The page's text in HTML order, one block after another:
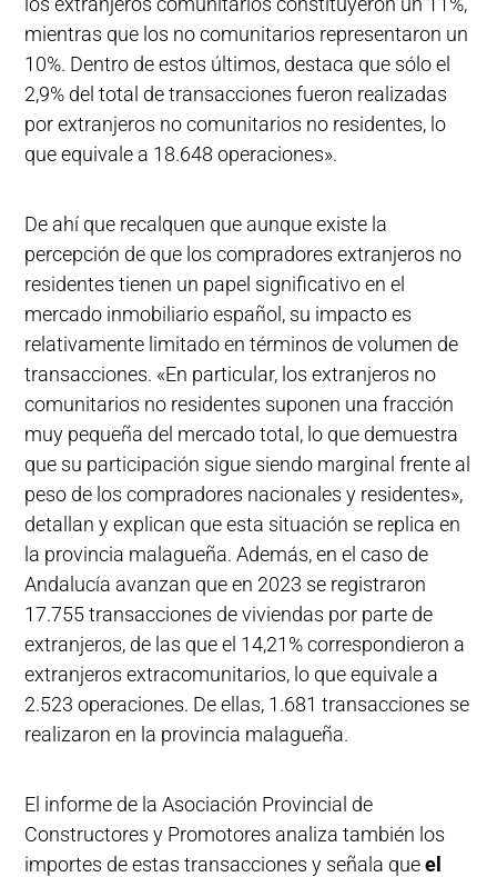
mientras que los no comunitarios representaron un
10%. Dentro de estos últimos, destaca que sólo el
2,9% del total de transacciones fueron realizadas
por extranjeros no comunitarios no residentes, lo
que equivale a 18.648 operaciones».
De ahí que recalquen que aunque existe la
percepción de que los compradores extranjeros no
residentes tienen un papel significativo en el
mercado inmobiliario español, su impacto es
relativamente limitado en términos de volumen de
transacciones. «En particular, los extranjeros no
comunitarios no residentes suponen una fracción
muy pequeña del mercado total, lo que demuestra
que su participación sigue siendo marginal frente al
peso de los compradores nacionales y residentes»,
detallan y explican que esta situación se replica en
la provincia malagueña. Además, en el caso de
Andalucía avanzan que en 2023 se registraron
17.755 transacciones de viviendas por parte de
extranjeros, de las que el 14,21% correspondieron a
extranjeros extracomunitarios, lo que equivale a
2.523 operaciones. De ellas, 1.681 transacciones se
realizaron en la provincia malagueña.
El informe de la Asociación Provincial de
Constructores y Promotores analiza también los
importes de estas transacciones y señala queel